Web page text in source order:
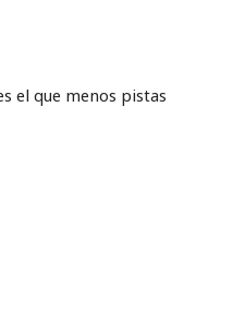
el que menos pistas